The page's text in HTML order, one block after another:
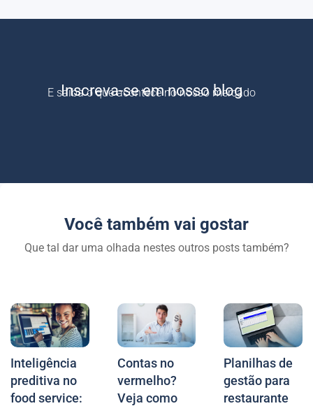
Inscreva-se em nosso blog
E saiba o que acontece no nosso mercado
Você também vai gostar
Que tal dar uma olhada nestes outros posts também?
Inteligência
preditiva no
food service:
Contas no
vermelho?
Veja como
Planilhas de
gestão para
restaurante